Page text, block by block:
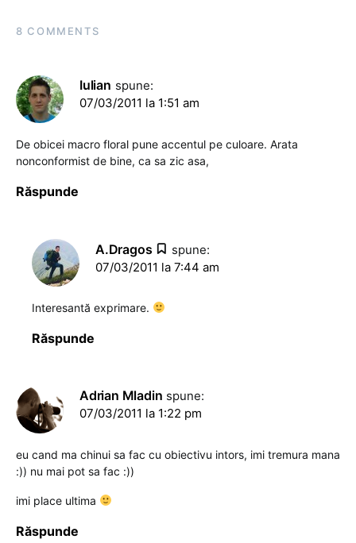
8 COMMENTS
Iulian spune:
07/03/2011 la 1:51 am
De obicei macro floral pune accentul pe culoare. Arata
nonconformist de bine, ca sa zic asa,
Răspunde
A.Dragos
spune:
07/03/2011 la 7:44 am
Interesantă exprimare.
Răspunde
Adrian Mladin spune:
07/03/2011 la 1:22 pm
eu cand ma chinui sa fac cu obiectivu intors, imi tremura mana
:)) nu mai pot sa fac :))
imi place ultima
Răspunde